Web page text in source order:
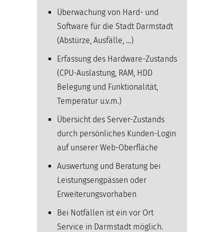
Überwachung von Hard- und
Software für die Stadt Darmstadt
(Abstürze, Ausfälle, …)
Erfassung des Hardware-Zustands
(CPU-Auslastung, RAM, HDD
Belegung und Funktionalität,
Temperatur u.v.m.)
Übersicht des Server-Zustands
durch persönliches Kunden-Login
auf unserer Web-Oberfläche
Auswertung und Beratung bei
Leistungsengpässen oder
Erweiterungsvorhaben
Bei Notfällen ist ein vor Ort
Service in Darmstadt möglich.